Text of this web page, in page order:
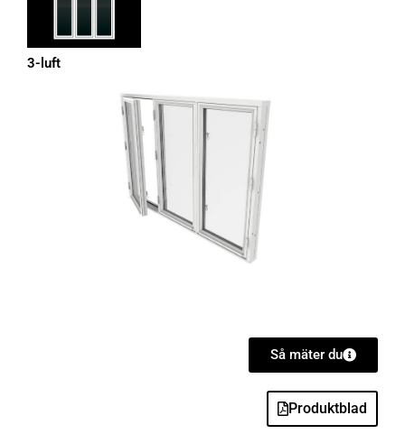
3-luft
Så mäter du
Produktblad